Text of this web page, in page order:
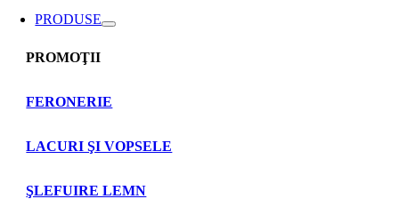
PRODUSE
PROMOŢII
FERONERIE
LACURI ŞI VOPSELE
ŞLEFUIRE LEMN